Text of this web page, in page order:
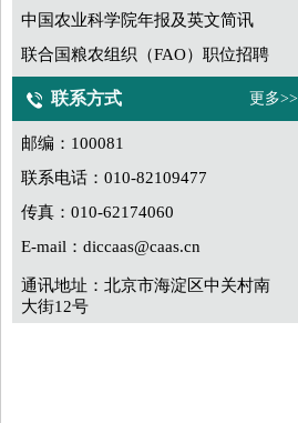
中国农业科学院年报及英文简讯
联合国粮农组织（FAO）职位招聘
联系方式 更多>>
邮编：100081
联系电话：010-82109477
传真：010-62174060
E-mail：diccaas@caas.cn
通讯地址：北京市海淀区中关村南
大街12号